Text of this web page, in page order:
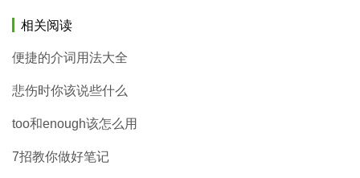
相关阅读
便捷的介词用法大全
悲伤时你该说些什么
too和enough该怎么用
7招教你做好笔记